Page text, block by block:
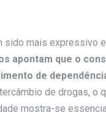
sido mais expressivo
apontam que o
de
de drogas, o
mostra-se